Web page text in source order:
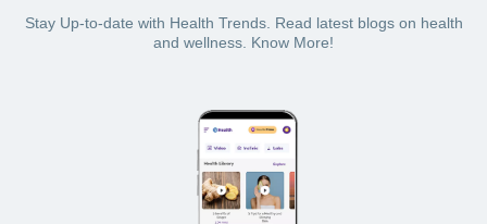
Stay Up-to-date with Health Trends. Read latest blogs on health
and wellness. Know More!